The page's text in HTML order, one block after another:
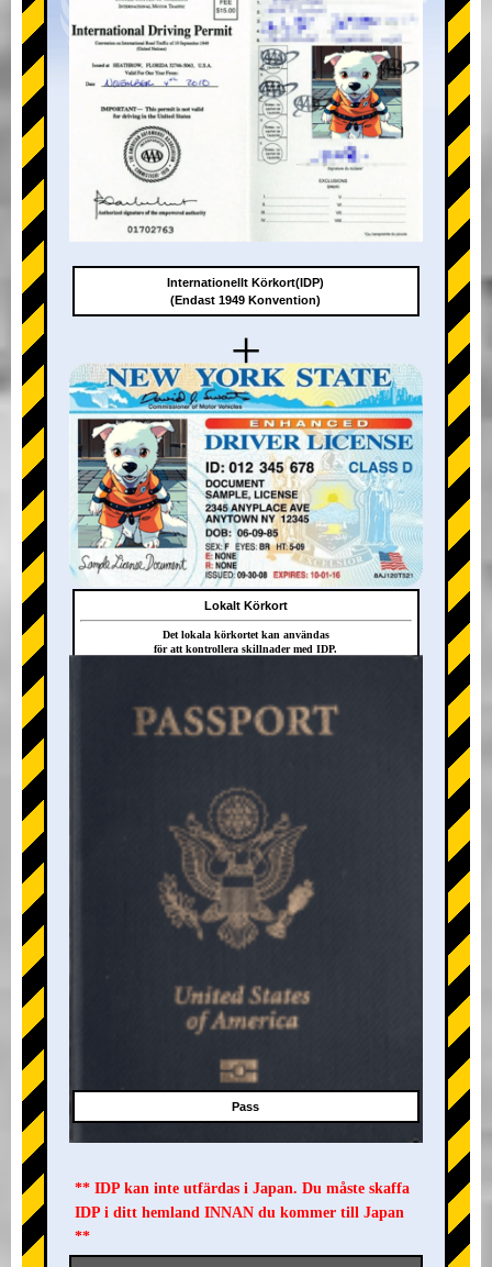
+
+
Internationellt Körkort(IDP)
(Endast 1949 Konvention)
Lokalt Körkort
Det lokala körkortet kan användas
för att kontrollera skillnader med IDP.
Pass
** IDP kan inte utfärdas i Japan. Du måste skaffa
IDP i ditt hemland INNAN du kommer till Japan
**